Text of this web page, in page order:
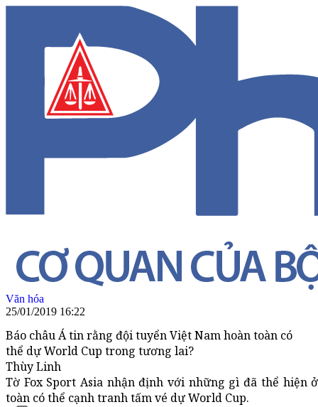
Văn hóa
25/01/2019 16:22
Báo châu Á tin rằng đội tuyển Việt Nam hoàn toàn có
thể dự World Cup trong tương lai?
Thùy Linh
Tờ Fox Sport Asia nhận định với những gì đã thể hiện
toàn có thể cạnh tranh tấm vé dự World Cup.